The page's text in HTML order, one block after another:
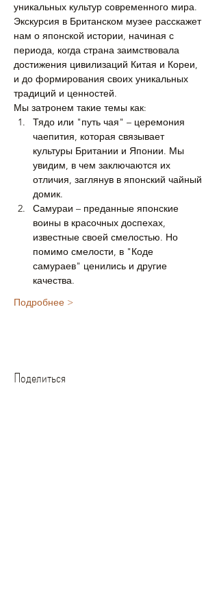
уникальных культур современного мира.
Экскурсия в Британском музее расскажет
нам о японской истории, начиная с
периода, когда страна заимствовала
достижения цивилизаций Китая и Кореи,
и до формирования своих уникальных
традиций и ценностей.
Мы затронем такие темы как:
Тядо или "путь чая" – церемония
чаепития, которая связывает
культуры Британии и Японии. Мы
увидим, в чем заключаются их
отличия, заглянув в японский чайный
домик.
Самураи – преданные японские
воины в красочных доспехах,
известные своей смелостью. Но
помимо смелости, в "Коде
самураев" ценились и другие
качества.
Подробнее >
Поделиться